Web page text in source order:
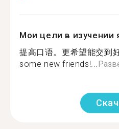
Мои цели в изучении
提高口语。更希望能交到
some new friends!...